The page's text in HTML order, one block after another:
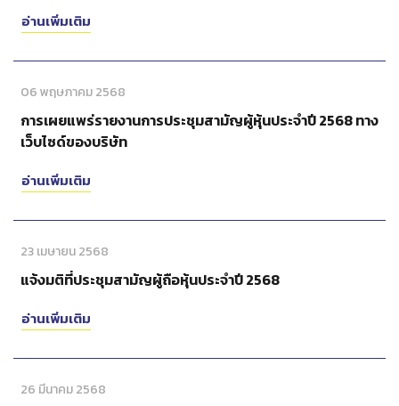
อ่านเพิ่มเติม
06 พฤษภาคม 2568
การเผยแพร่รายงานการประชุมสามัญผู้หุ้นประจำปี 2568 ทาง
เว็บไซด์ของบริษัท
อ่านเพิ่มเติม
23 เมษายน 2568
แจ้งมติที่ประชุมสามัญผู้ถือหุ้นประจำปี 2568
อ่านเพิ่มเติม
26 มีนาคม 2568